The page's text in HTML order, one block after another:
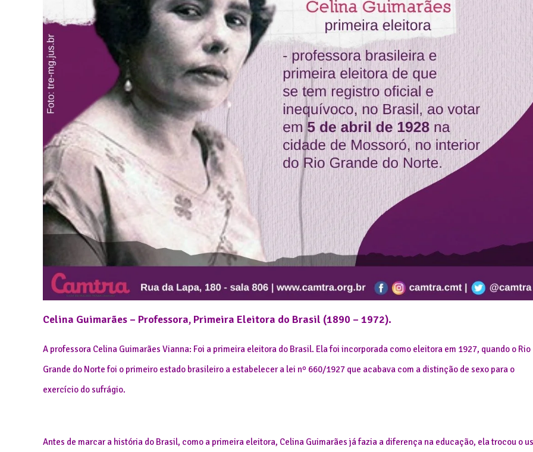
Celina Guimarães – Professora, Primeira Eleitora do Brasil (1890 – 1972).
A professora Celina Guimarães Vianna: Foi a primeira eleitora do Brasil. Ela foi incorporada como eleitora em 1927, quando o Rio
Grande do Norte foi o primeiro estado brasileiro a estabelecer a lei nº 660/1927 que acabava com a distinção de sexo para o
exercício do sufrágio.
Antes de marcar a história do Brasil, como a primeira eleitora, Celina Guimarães já fazia a diferença na educação, ela trocou o